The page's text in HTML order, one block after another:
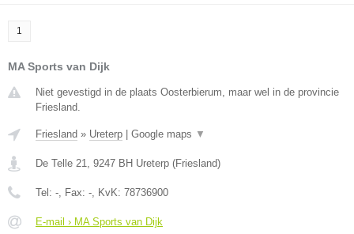
1
MA Sports van Dijk
Niet gevestigd in de plaats Oosterbierum, maar wel in de provincie
Friesland.
Friesland » Ureterp Google maps ▼
De Telle 21, 9247 BH Ureterp (Friesland)
Tel: -, Fax: -, KvK: 78736900
E-mail › MA Sports van Dijk